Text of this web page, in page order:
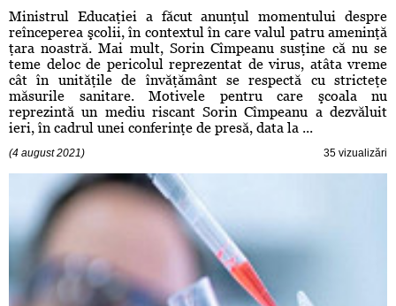
Ministrul Educaţiei a făcut anunţul momentului despre
reînceperea şcolii, în contextul în care valul patru ameninţă
ţara noastră. Mai mult, Sorin Cîmpeanu susţine că nu se
teme deloc de pericolul reprezentat de virus, atâta vreme
cât în unităţile de învăţământ se respectă cu stricteţe
măsurile sanitare. Motivele pentru care şcoala nu
reprezintă un mediu riscant Sorin Cîmpeanu a dezvăluit
ieri, în cadrul unei conferinţe de presă, data la ...
(4 august 2021) 35 vizualizări